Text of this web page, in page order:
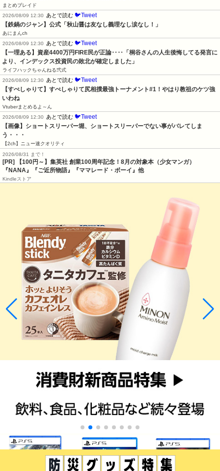
まとめブレイド
2026/08/09 12:30
あとで読む 🐦Tweet
【鉄鍋のジャン】公式「秋山醤は友なし義理なし涙なし！」
あにまんch
2026/08/09 12:30
あとで読む 🐦Tweet
【一理ある】資産4400万円FIRE民が正論‥‥「桐谷さんの人生後悔してる発言に
より、インデックス投資民の敗北が確定しました」
ライフハックちゃんねる弐式
2026/08/09 12:30
あとで読む 🐦Tweet
【すぺしゃりて】すぺしゃりて尻相撲最強トーナメント#1！やはり教祖のケツ強
いわね
Vtuberまとめるよ～ん
2026/08/09 12:30
あとで読む 🐦Tweet
【画像】ショートスリーパー堀、ショートスリーパーでない事がバレてしま
う・・・
【2ch】ニュー速クオリティ
2026/08/31 まで！
[PR]
【100円～】集英社 創業100周年記念！8月の対象本（少女マンガ）
『NANA』『ご近所物語』『ママレード・ボーイ』他
Kindleストア